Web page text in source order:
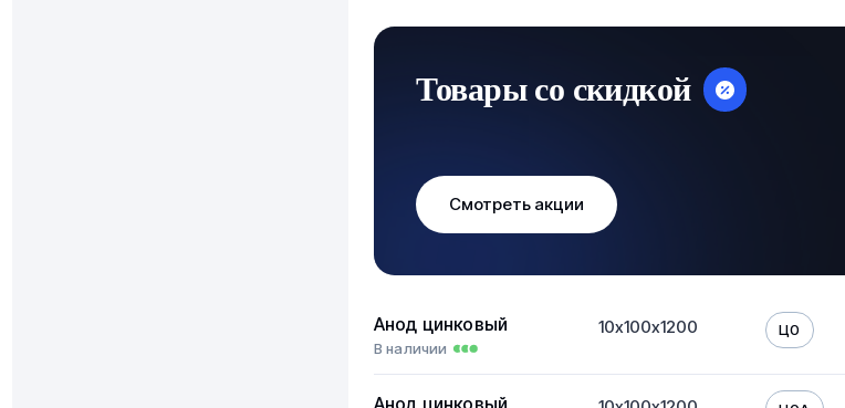
Товары со скидкой
Смотреть акции
Анод цинковый
В наличии
10х100х1200 Ц0